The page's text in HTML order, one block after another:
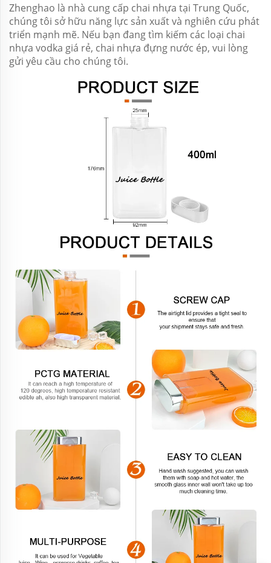
Zhenghao là nhà cung cấp chai nhựa tại Trung Quốc,
chúng tôi sở hữu năng lực sản xuất và nghiên cứu phát
triển mạnh mẽ. Nếu bạn đang tìm kiếm các loại chai
nhựa vodka giá rẻ, chai nhựa đựng nước ép, vui lòng
gửi yêu cầu cho chúng tôi.